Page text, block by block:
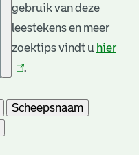
gebruik van deze
leestekens en meer
zoektips vindt u hier
.
Scheepsnaam